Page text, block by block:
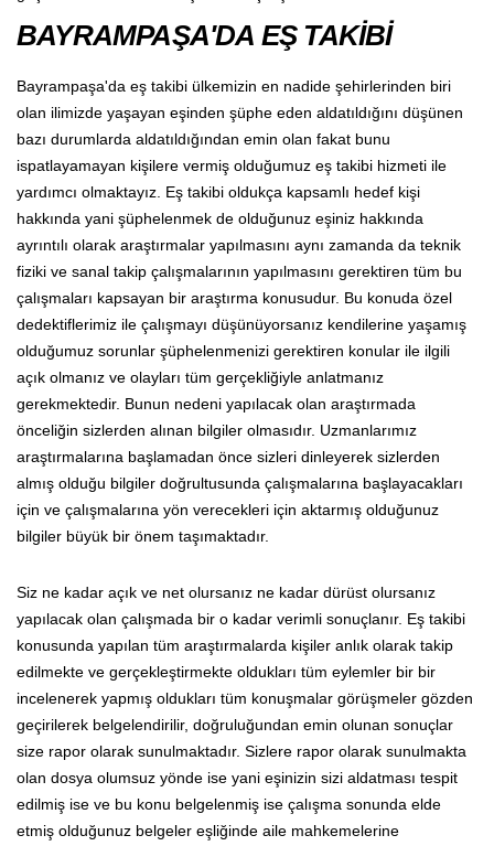
BAYRAMPAŞA'DA EŞ TAKİBİ
Bayrampaşa'da eş takibi ülkemizin en nadide şehirlerinden biri
olan ilimizde yaşayan eşinden şüphe eden aldatıldığını düşünen
bazı durumlarda aldatıldığından emin olan fakat bunu
ispatlayamayan kişilere vermiş olduğumuz eş takibi hizmeti ile
yardımcı olmaktayız. Eş takibi oldukça kapsamlı hedef kişi
hakkında yani şüphelenmek de olduğunuz eşiniz hakkında
ayrıntılı olarak araştırmalar yapılmasını aynı zamanda da teknik
fiziki ve sanal takip çalışmalarının yapılmasını gerektiren tüm bu
çalışmaları kapsayan bir araştırma konusudur. Bu konuda özel
dedektiflerimiz ile çalışmayı düşünüyorsanız kendilerine yaşamış
olduğumuz sorunlar şüphelenmenizi gerektiren konular ile ilgili
açık olmanız ve olayları tüm gerçekliğiyle anlatmanız
gerekmektedir. Bunun nedeni yapılacak olan araştırmada
önceliğin sizlerden alınan bilgiler olmasıdır. Uzmanlarımız
araştırmalarına başlamadan önce sizleri dinleyerek sizlerden
almış olduğu bilgiler doğrultusunda çalışmalarına başlayacakları
için ve çalışmalarına yön verecekleri için aktarmış olduğunuz
bilgiler büyük bir önem taşımaktadır.
Siz ne kadar açık ve net olursanız ne kadar dürüst olursanız
yapılacak olan çalışmada bir o kadar verimli sonuçlanır. Eş takibi
konusunda yapılan tüm araştırmalarda kişiler anlık olarak takip
edilmekte ve gerçekleştirmekte oldukları tüm eylemler bir bir
incelenerek yapmış oldukları tüm konuşmalar görüşmeler gözden
geçirilerek belgelendirilir, doğruluğundan emin olunan sonuçlar
size rapor olarak sunulmaktadır. Sizlere rapor olarak sunulmakta
olan dosya olumsuz yönde ise yani eşinizin sizi aldatması tespit
edilmiş ise ve bu konu belgelenmiş ise çalışma sonunda elde
etmiş olduğunuz belgeler eşliğinde aile mahkemelerine